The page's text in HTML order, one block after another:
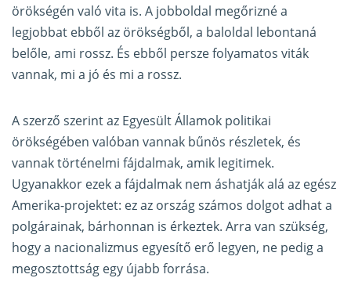
örökségén való vita is. A jobboldal megőrizné a
legjobbat ebből az örökségből, a baloldal lebontaná
belőle, ami rossz. És ebből persze folyamatos viták
vannak, mi a jó és mi a rossz.
A szerző szerint az Egyesült Államok politikai
örökségében valóban vannak bűnös részletek, és
vannak történelmi fájdalmak, amik legitimek.
Ugyanakkor ezek a fájdalmak nem áshatják alá az egész
Amerika-projektet: ez az ország számos dolgot adhat a
polgárainak, bárhonnan is érkeztek. Arra van szükség,
hogy a nacionalizmus egyesítő erő legyen, ne pedig a
megosztottság egy újabb forrása.